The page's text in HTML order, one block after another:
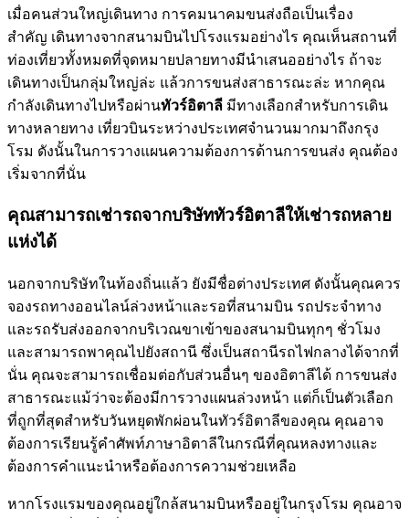
เมื่อคนส่วนใหญ่เดินทาง การคมนาคมขนส่งถือเป็นเรื่อง
สำคัญ เดินทางจากสนามบินไปโรงแรมอย่างไร คุณเห็นสถานที่
ท่องเที่ยวทั้งหมดที่จุดหมายปลายทางมีนำเสนออย่างไร ถ้าจะ
เดินทางเป็นกลุ่มใหญ่ล่ะ แล้วการขนส่งสาธารณะล่ะ หากคุณ
กำลังเดินทางไปหรือผ่านทัวร์อิตาลี มีทางเลือกสำหรับการเดิน
ทางหลายทาง เที่ยวบินระหว่างประเทศจำนวนมากมาถึงกรุง
โรม ดังนั้นในการวางแผนความต้องการด้านการขนส่ง คุณต้อง
เริ่มจากที่นั่น
คุณสามารถเช่ารถจากบริษัททัวร์อิตาลีให้เช่ารถหลาย
แห่งได้
นอกจากบริษัทในท้องถิ่นแล้ว ยังมีชื่อต่างประเทศ ดังนั้นคุณควร
จองรถทางออนไลน์ล่วงหน้าและรอที่สนามบิน รถประจำทาง
และรถรับส่งออกจากบริเวณขาเข้าของสนามบินทุกๆ ชั่วโมง
และสามารถพาคุณไปยังสถานี ซึ่งเป็นสถานีรถไฟกลางได้จากที่
นั่น คุณจะสามารถเชื่อมต่อกับส่วนอื่นๆ ของอิตาลีได้ การขนส่ง
สาธารณะแม้ว่าจะต้องมีการวางแผนล่วงหน้า แต่ก็เป็นตัวเลือก
ที่ถูกที่สุดสำหรับวันหยุดพักผ่อนในทัวร์อิตาลีของคุณ คุณอาจ
ต้องการเรียนรู้คำศัพท์ภาษาอิตาลีในกรณีที่คุณหลงทางและ
ต้องการคำแนะนำหรือต้องการความช่วยเหลือ
หากโรงแรมของคุณอยู่ใกล้สนามบินหรืออยู่ในกรุงโรม คุณอาจ